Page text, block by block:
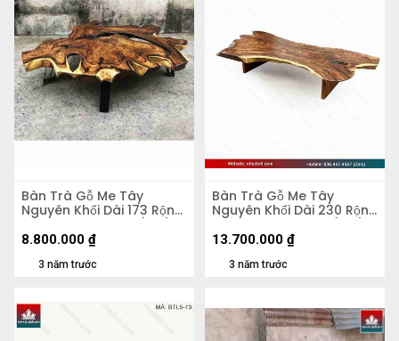
Bàn Trà Gỗ Me Tây
Nguyên Khối Dài 173 Rộng
135 Dày 10 Cao 45(cm)
3 năm trước
8.800.000 ₫
Bàn Trà Gỗ Me Tây
Nguyên Khối Dài 230 Rộng
118-74-99 Cao 45 (cm)
3 năm trước
13.700.000 ₫